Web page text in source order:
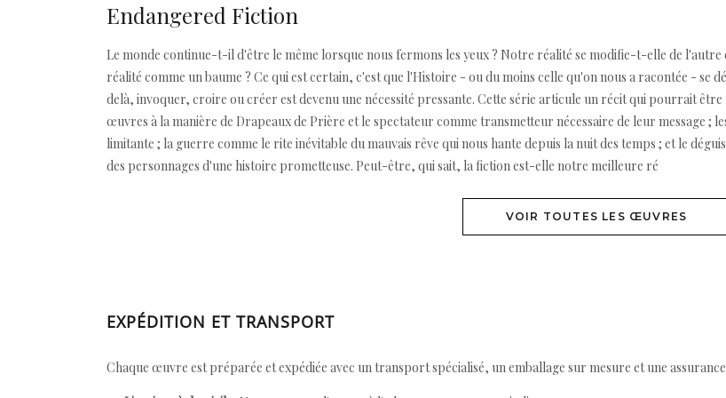
Endangered Fiction
Le monde continue-t-il d'être le même lorsque nous fermons les yeux ? Notre réalité se modifie-t-elle de
réalité comme un baume ? Ce qui est certain, c'est que l'Histoire - ou du moins celle qu'on nous a racontée -
delà, invoquer, croire ou créer est devenu une nécessité pressante. Cette série articule un récit qui pourrait
œuvres à la manière de Drapeaux de Prière et le spectateur comme transmetteur nécessaire de leur message ;
limitante ; la guerre comme le rite inévitable du mauvais rêve qui nous hante depuis la nuit des temps ; et le
des personnages d'une histoire prometteuse. Peut-être, qui sait, la fiction est-elle notre meilleure ré
VOIR TOUTES LES ŒUVRES
EXPÉDITION ET TRANSPORT
Chaque œuvre est préparée et expédiée avec un transport spécialisé, un emballage sur mesure et une